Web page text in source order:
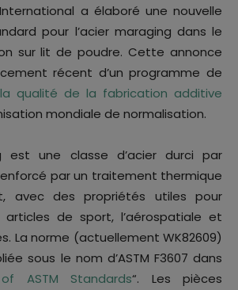
International a élaboré une nouvelle
pour l’acier maraging dans le
sur lit de poudre. Cette annonce
récent d’un programme de
qualité de la fabrication additive
mondiale de normalisation.
est une classe d’acier durci par
par un traitement thermique
avec des propriétés utiles pour
articles de sport, l’aérospatiale et
La norme (actuellement WK82609)
sous le nom d’ASTM F3607 dans
ASTM Standards“. Les pièces